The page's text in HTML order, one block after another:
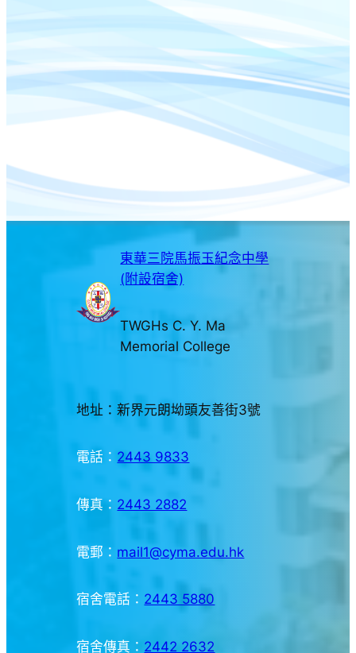
東華三院馬振玉紀念中學
(附設宿舍)
TWGHs C. Y. Ma
Memorial College
地址：新界元朗坳頭友善街3號
電話： 2443 9833
傳真： 2443 2882
電郵： mail1@cyma.edu.hk
宿舍電話： 2443 5880
宿舍傳真： 2442 2632